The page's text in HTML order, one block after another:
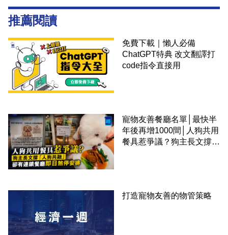
推薦閱讀
免費下載｜懶人必備
ChatGPT特典 改文翻譯打
code指令直接用
寵物友善餐廳名單│最快半
年後再增1000間│人狗共用
餐具惹爭議？狗主長文撐
打造寵物友善的物管策略